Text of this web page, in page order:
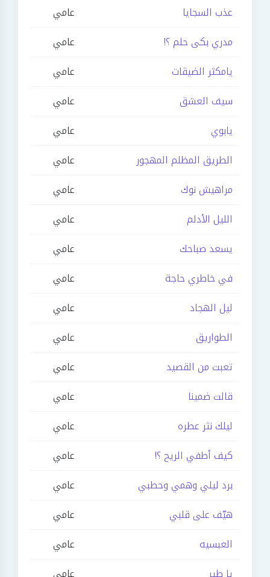
عذب السجايا
عامي
مدري بكى حلم ؟!
عامي
يامكثر الضيقات
عامي
سيف العشق
عامي
يابوي
عامي
الطريق المظلم المهجور
عامي
مراهيش نوك
عامي
الليل الأدلم
عامي
يسعد صباحك
عامي
في خاطري حاجة
عامي
ليل الهجاد
عامي
الطواريق
عامي
تعبت من القصيد
عامي
قالت ضمينا
عامي
ليلك نثر عطره
عامي
كيف أطفي الريح ؟!
عامي
برد ليلي وهمي وحطبي
عامي
هيّف على قلبي
عامي
العبسيه
عامي